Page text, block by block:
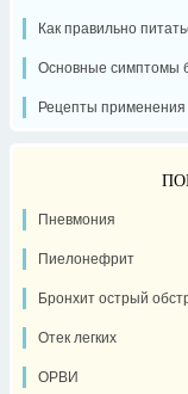
Как правильно
Основные симптомы
Рецепты применения
Пневмония
Пиелонефрит
Бронхит острый
Отек легких
ОРВИ